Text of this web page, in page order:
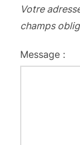
Votre
champs
Message :